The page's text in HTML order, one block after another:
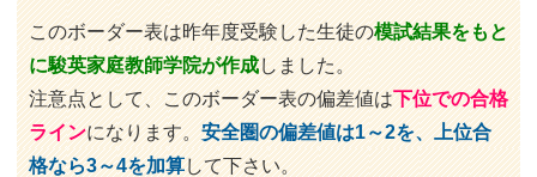
このボーダー表は昨年度受験した生徒の模試結果をもと
に駿英家庭教師学院が作成しました。
注意点として、このボーダー表の偏差値は下位での合格
ラインになります。安全圏の偏差値は1～2を、上位合
格なら3～4を加算して下さい。